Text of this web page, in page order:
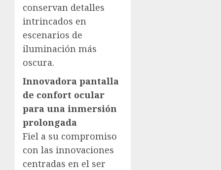
conservan detalles
intrincados en
escenarios de
iluminación más
oscura.
Innovadora pantalla
de confort ocular
para una inmersión
prolongada
Fiel a su compromiso
con las innovaciones
centradas en el ser